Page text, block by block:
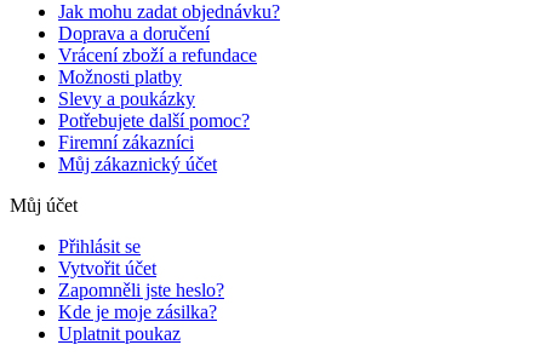
Jak mohu zadat objednávku?
Doprava a doručení
Vrácení zboží a refundace
Možnosti platby
Slevy a poukázky
Potřebujete další pomoc?
Firemní zákazníci
Můj zákaznický účet
Můj účet
Přihlásit se
Vytvořit účet
Zapomněli jste heslo?
Kde je moje zásilka?
Uplatnit poukaz